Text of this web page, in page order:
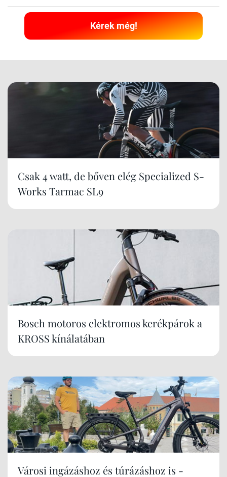
Kérek még!
Csak 4 watt, de bőven elég Specialized S-
Works Tarmac SL9
Bosch motoros elektromos kerékpárok a
KROSS kínálatában
Városi ingázáshoz és túrázáshoz is -